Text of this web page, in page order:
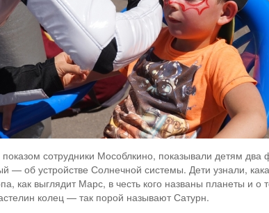
показом сотрудники Мособлкино, показывали детям
— об устройстве Солнечной системы. Дети узнали,
как выглядит Марс, в честь кого названы планеты и о
колец — так порой называют Сатурн.